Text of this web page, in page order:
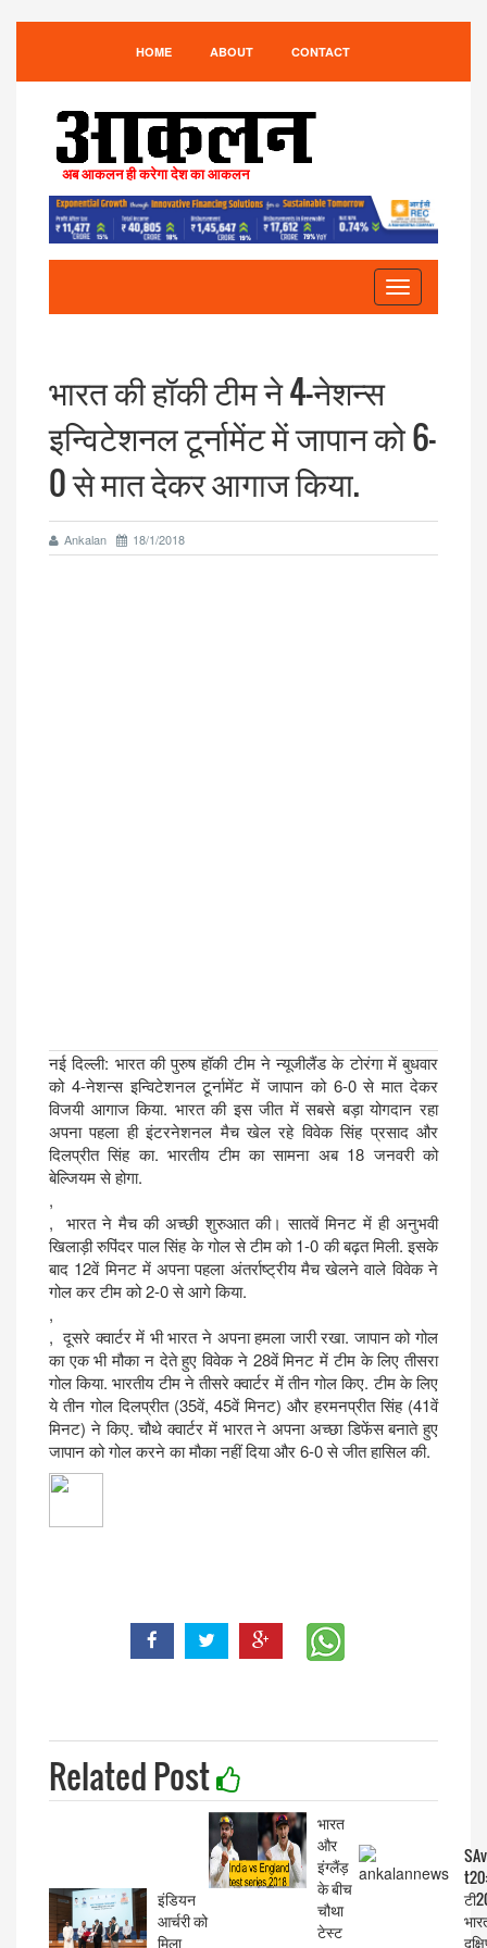
HOME ABOUT CONTACT
अब आकलन ही करेगा देश का आकलन
Toggle
navigation
भारत की हॉकी टीम ने 4-नेशन्स
इन्विटेशनल टूर्नामेंट में जापान को 6-
0 से मात देकर आगाज किया.
Ankalan 18/1/2018
नई दिल्ली: भारत की पुरुष हॉकी टीम ने न्यूजीलैंड के टोरंगा में बुधवार
को 4-नेशन्स इन्विटेशनल टूर्नामेंट में जापान को 6-0 से मात देकर
विजयी आगाज किया. भारत की इस जीत में सबसे बड़ा योगदान रहा
अपना पहला ही इंटरनेशनल मैच खेल रहे विवेक सिंह प्रसाद और
दिलप्रीत सिंह का. भारतीय टीम का सामना अब 18 जनवरी को
बेल्जियम से होगा.
,
, भारत ने मैच की अच्छी शुरुआत की। सातवें मिनट में ही अनुभवी
खिलाड़ी रुपिंदर पाल सिंह के गोल से टीम को 1-0 की बढ़त मिली. इसके
बाद 12वें मिनट में अपना पहला अंतर्राष्ट्रीय मैच खेलने वाले विवेक ने
गोल कर टीम को 2-0 से आगे किया.
,
, दूसरे क्वार्टर में भी भारत ने अपना हमला जारी रखा. जापान को गोल
का एक भी मौका न देते हुए विवेक ने 28वें मिनट में टीम के लिए तीसरा
गोल किया. भारतीय टीम ने तीसरे क्वार्टर में तीन गोल किए. टीम के लिए
ये तीन गोल दिलप्रीत (35वें, 45वें मिनट) और हरमनप्रीत सिंह (41वें
मिनट) ने किए. चौथे क्वार्टर में भारत ने अपना अच्छा डिफेंस बनाते हुए
जापान को गोल करने का मौका नहीं दिया और 6-0 से जीत हासिल की.
Related Post
इंडियन
आर्चरी को
मिला
भारत
और
इंग्लैंड़
के बीच
चौथा
टेस्ट